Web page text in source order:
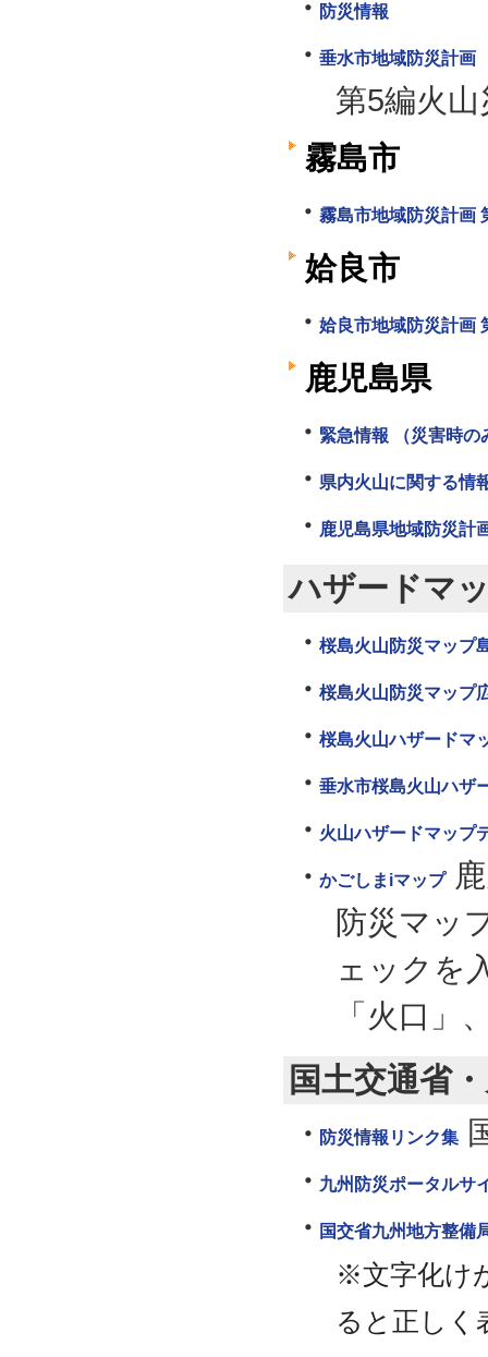
防災情報
垂水市地域防災計画
第5編火
霧島市
霧島市地域防災計画
姶良市
姶良市地域防災計画
鹿児島県
緊急情報 （災害時の
県内火山に関する情
鹿児島県地域防災
ハザードマ
桜島火山防災マップ
桜島火山防災マップ
桜島火山ハザードマ
垂水市桜島火山ハザ
火山ハザードマッ
かごしまiマップ
防災マッ
ェックを
「火口」
国土交通省
防災情報リンク集
九州防災ポータルサ
国交省九州地方整
※文字化け
ると正しく